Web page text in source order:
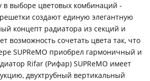
в выборе цветовых комбинаций -
создают единую элегантную
концепт радиатора из секций и
возможность сочетать цвета так, что
SUPReMO приобрел гармоничный и
Rifar (Рифар) SUPReMO имеет
двухтрубный вертикальный